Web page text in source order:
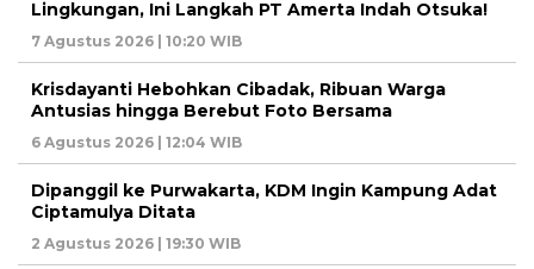
Lingkungan, Ini Langkah PT Amerta Indah Otsuka!
7 Agustus 2026 | 10:20 WIB
Krisdayanti Hebohkan Cibadak, Ribuan Warga
Antusias hingga Berebut Foto Bersama
6 Agustus 2026 | 12:04 WIB
Dipanggil ke Purwakarta, KDM Ingin Kampung Adat
Ciptamulya Ditata
2 Agustus 2026 | 19:30 WIB